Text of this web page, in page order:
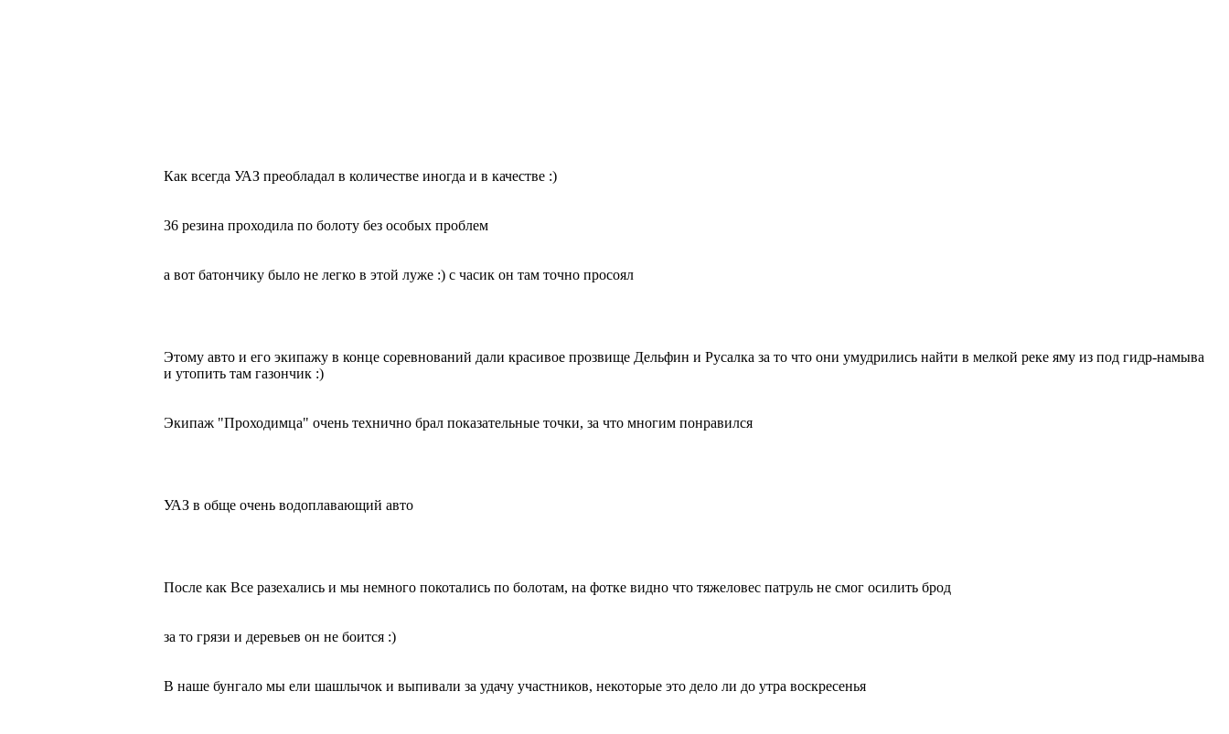
Как всегда УАЗ преобладал в количестве иногда и в качестве :)
36 резина проходила по болоту без особых проблем
а вот батончику было не легко в этой луже :) с часик он там точно просоял
Этому авто и его экипажу в конце соревнований дали красивое прозвище Дельфин и Русалка за то что они умудрились найти в мелкой реке яму из под гидр-намыва
и утопить там газончик :)
Экипаж "Проходимца" очень технично брал показательные точки, за что многим понравился
УАЗ в обще очень водоплавающий авто
После как Все разехались и мы немного покотались по болотам, на фотке видно что тяжеловес патруль не смог осилить брод
за то грязи и деревьев он не боится :)
В наше бунгало мы ели шашлычок и выпивали за удачу участников, некоторые это дело ли до утра воскресенья